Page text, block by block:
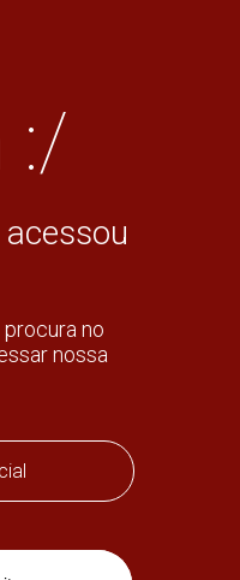
:/
no
nossa